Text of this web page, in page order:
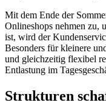
Mit dem Ende der
Onlineshops nehmen zu,
ist, wird der
Besonders für kleinere
und gleichzeitig flexibel
Entlastung im
Strukturen